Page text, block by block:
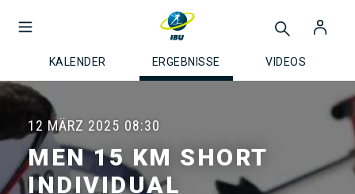
KALENDER ERGEBNISSE VIDEOS
12 MÄRZ 2025 08:30
MEN 15 KM SHORT
INDIVIDUAL